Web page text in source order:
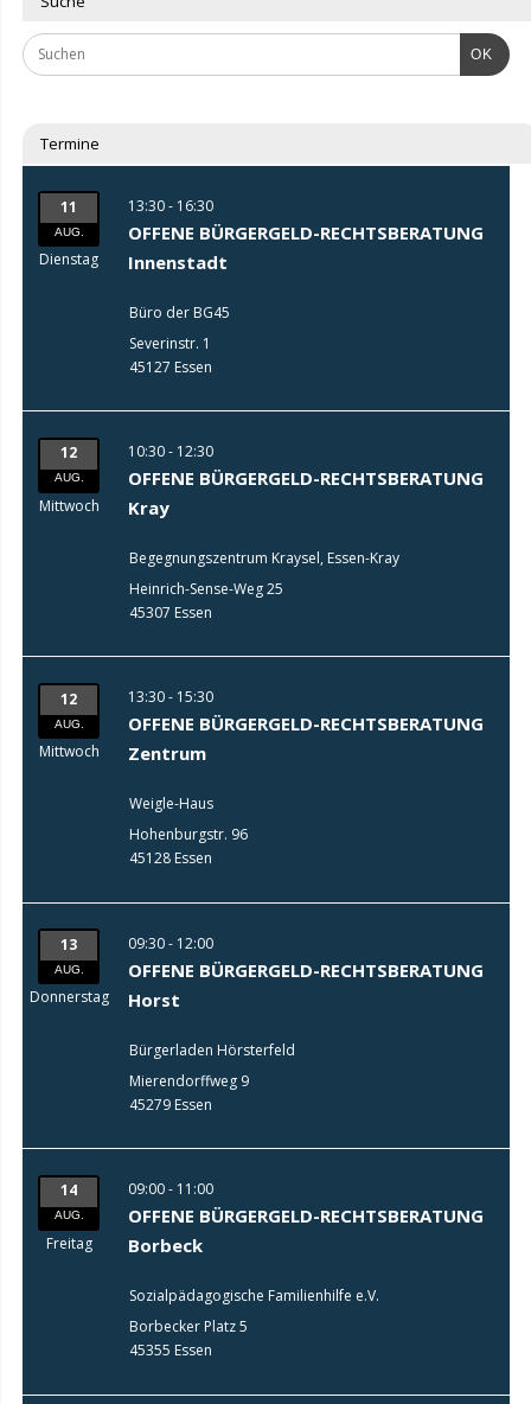
OK
Termine
11
AUG.
Dienstag
13:30 - 16:30
OFFENE BÜRGERGELD-RECHTSBERATUNG
Innenstadt
Büro der BG45
Severinstr. 1
45127 Essen
12
AUG.
Mittwoch
10:30 - 12:30
OFFENE BÜRGERGELD-RECHTSBERATUNG
Kray
Begegnungszentrum Kraysel, Essen-Kray
Heinrich-Sense-Weg 25
45307 Essen
12
AUG.
Mittwoch
13:30 - 15:30
OFFENE BÜRGERGELD-RECHTSBERATUNG
Zentrum
Weigle-Haus
Hohenburgstr. 96
45128 Essen
13
AUG.
Donnerstag
09:30 - 12:00
OFFENE BÜRGERGELD-RECHTSBERATUNG
Horst
Bürgerladen Hörsterfeld
Mierendorffweg 9
45279 Essen
14
AUG.
Freitag
09:00 - 11:00
OFFENE BÜRGERGELD-RECHTSBERATUNG
Borbeck
Sozialpädagogische Familienhilfe e.V.
Borbecker Platz 5
45355 Essen